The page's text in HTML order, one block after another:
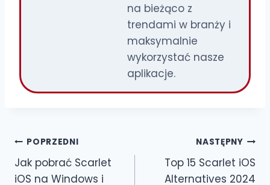
na bieżąco z
trendami w branży i
maksymalnie
wykorzystać nasze
aplikacje.
Nawigacja
wpisu
POPRZEDNI
Jak pobrać Scarlet
iOS na Windows i
NASTĘPNY
Top 15 Scarlet iOS
Alternatives 2024